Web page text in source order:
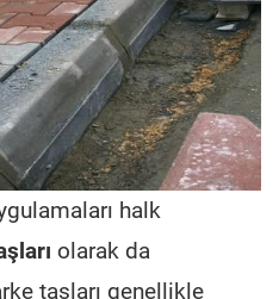
halk
olarak da
taşları genellikle